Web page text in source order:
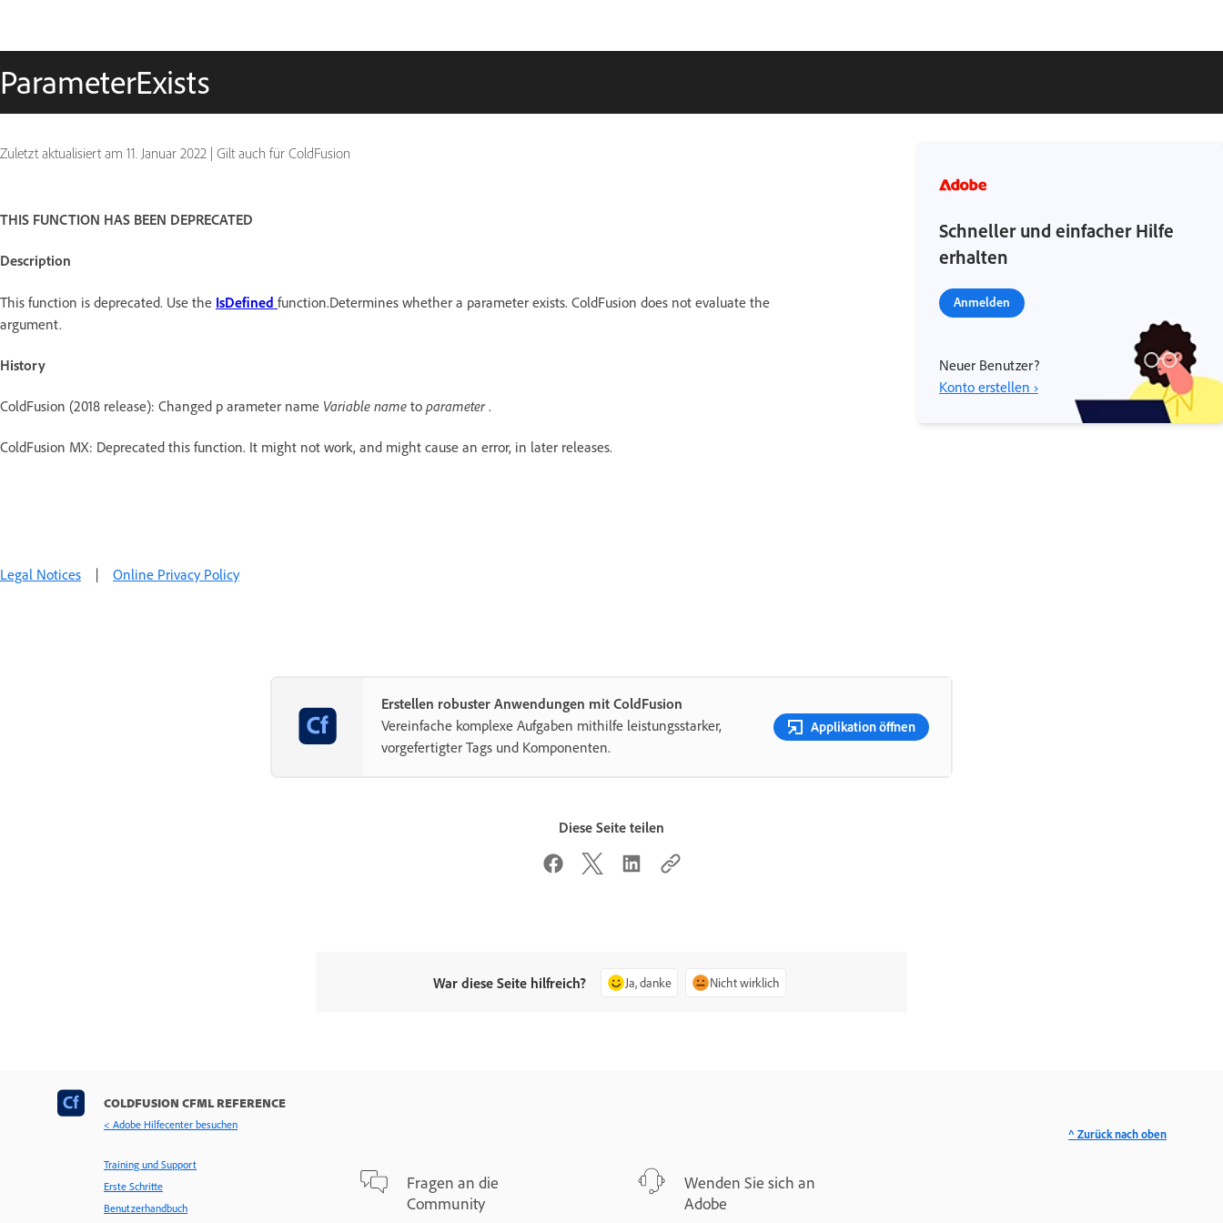
ParameterExists
Zuletzt aktualisiert am 11. Januar 2022 | Gilt auch für ColdFusion
THIS FUNCTION HAS BEEN DEPRECATED
Description
This function is deprecated. Use the IsDefined function.Determines whether a parameter exists. ColdFusion does not evaluate the
argument.
History
ColdFusion (2018 release): Changed p arameter name Variable name to parameter.
ColdFusion MX: Deprecated this function. It might not work, and might cause an error, in later releases.
Schneller und einfacher Hilfe
erhalten
Anmelden
Neuer Benutzer?
Konto erstellen ›
Legal Notices | Online Privacy Policy
Erstellen robuster Anwendungen mit ColdFusion
Vereinfache komplexe Aufgaben mithilfe leistungsstarker,
vorgefertigter Tags und Komponenten.
Applikation öffnen
Diese Seite teilen
War diese Seite hilfreich? Ja, danke Nicht wirklich
COLDFUSION CFML REFERENCE
< Adobe Hilfecenter besuchen
Training und Support
Erste Schritte
Benutzerhandbuch
Fragen an die
Community
Wenden Sie sich an
Adobe
^ Zurück nach oben